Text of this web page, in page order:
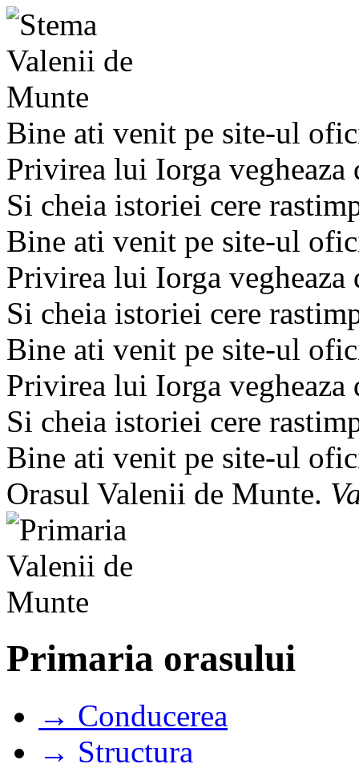
Bine ati venit pe site-ul
Privirea lui Iorga
Si cheia istoriei cere
Bine ati venit pe site-ul
Privirea lui Iorga
Si cheia istoriei cere
Bine ati venit pe site-ul
Privirea lui Iorga
Si cheia istoriei cere
Bine ati venit pe site-ul
Orasul Valenii de Munte.
Primaria orasului
→ Conducerea
→ Structura